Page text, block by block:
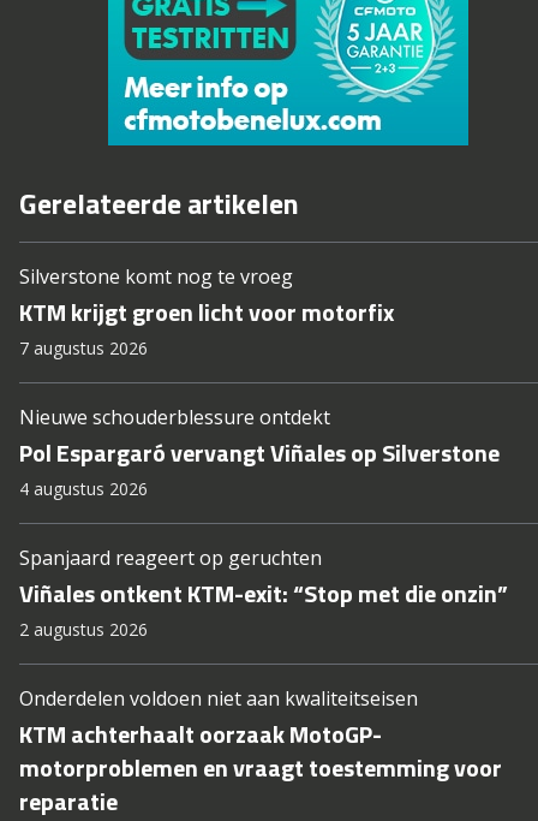
Gerelateerde artikelen
Silverstone komt nog te vroeg
KTM krijgt groen licht voor motorfix
7 augustus 2026
Nieuwe schouderblessure ontdekt
Pol Espargaró vervangt Viñales op Silverstone
4 augustus 2026
Spanjaard reageert op geruchten
Viñales ontkent KTM-exit: “Stop met die onzin”
2 augustus 2026
Onderdelen voldoen niet aan kwaliteitseisen
KTM achterhaalt oorzaak MotoGP-
motorproblemen en vraagt toestemming voor
reparatie